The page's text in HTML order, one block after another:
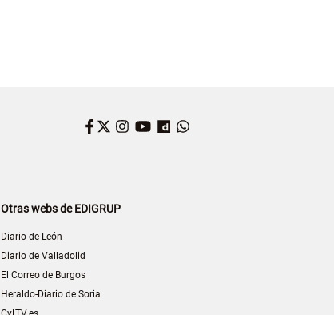
Facebook
Twitter
Instagram
YouTube
Dailymotion
Otras webs de EDIGRUP
Diario de León
Diario de Valladolid
El Correo de Burgos
Heraldo-Diario de Soria